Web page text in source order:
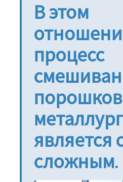
В этом
процесс
является
сложным.